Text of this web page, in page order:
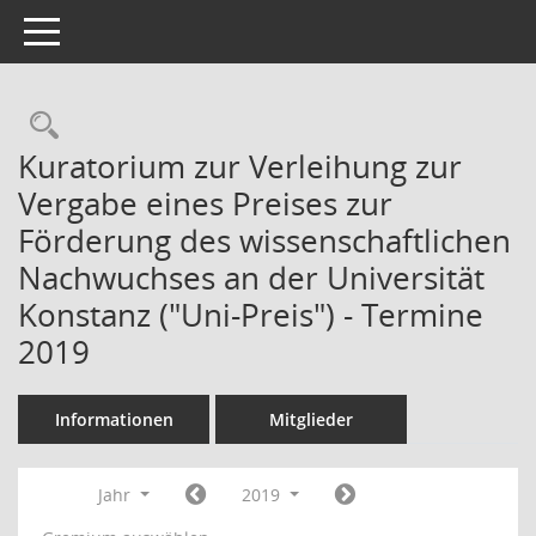
Toggle navigation
Kuratorium zur Verleihung zur
Vergabe eines Preises zur
Förderung des wissenschaftlichen
Nachwuchses an der Universität
Konstanz ("Uni-Preis") - Termine
2019
Informationen Mitglieder
Jahr
2019